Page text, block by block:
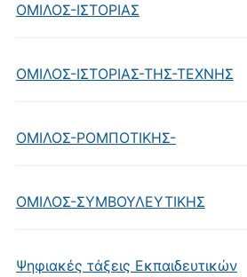
ΟΜΙΛΟΣ-ΙΣΤΟΡΙΑΣ
ΟΜΙΛΟΣ-ΙΣΤΟΡΙΑΣ-ΤΗΣ-ΤΕΧΝΗΣ
ΟΜΙΛΟΣ-ΡΟΜΠΟΤΙΚΗΣ-
ΟΜΙΛΟΣ-ΣΥΜΒΟΥΛΕΥΤΙΚΗΣ
Ψηφιακές τάξεις Εκπαιδευτικών